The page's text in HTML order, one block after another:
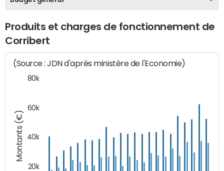
Produits et charges de fonctionnement de
Corribert
Montants (€)
(Source : JDN d'après ministère de l'Economie)
20k
40k
60k
80k